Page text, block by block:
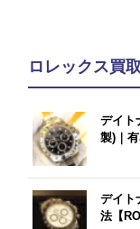
ロレックス買
デイト
製)｜
デイト
法【